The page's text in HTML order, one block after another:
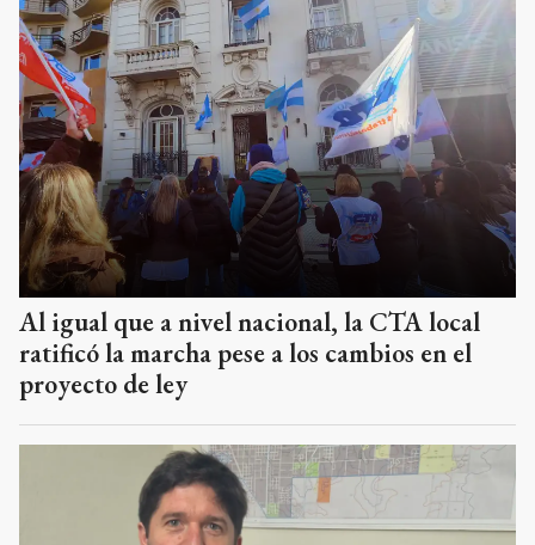
Al igual que a nivel nacional, la CTA local
ratificó la marcha pese a los cambios en el
proyecto de ley